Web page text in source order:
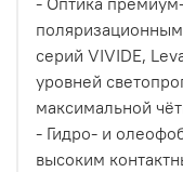
серий VIVIDE,
уровней
максимальной
- Гидро- и
высоким